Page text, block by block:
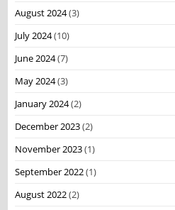
August 2024(3)
July 2024(10)
June 2024(7)
May 2024(3)
January 2024(2)
December 2023(2)
November 2023(1)
September 2022(1)
August 2022(2)